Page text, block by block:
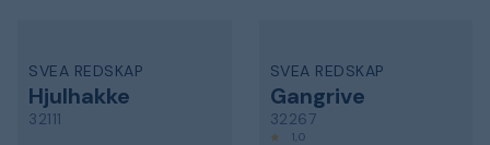
SVEA REDSKAP
Hjulhakke
32111
SVEA REDSKAP
Gangrive
32267
1,0